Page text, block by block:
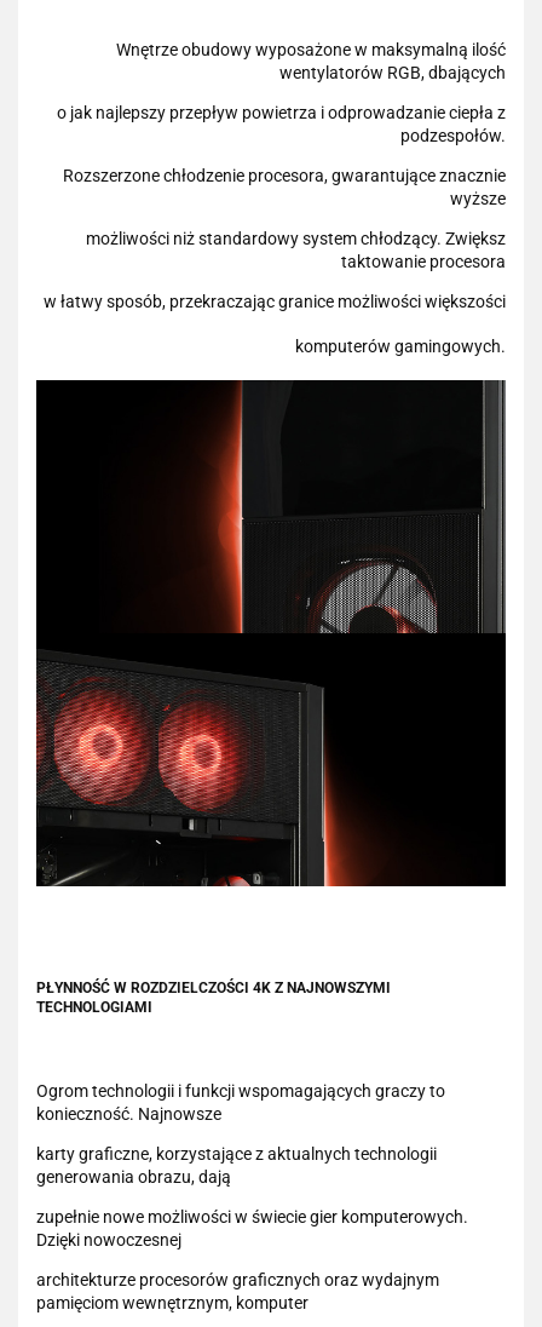
Wnętrze obudowy wyposażone w maksymalną ilość
wentylatorów RGB, dbających
o jak najlepszy przepływ powietrza i odprowadzanie ciepła z
podzespołów.
Rozszerzone chłodzenie procesora, gwarantujące znacznie
wyższe
możliwości niż standardowy system chłodzący. Zwiększ
taktowanie procesora
w łatwy sposób, przekraczając granice możliwości większości
komputerów gamingowych.
PŁYNNOŚĆ W ROZDZIELCZOŚCI 4K Z NAJNOWSZYMI
TECHNOLOGIAMI
Ogrom technologii i funkcji wspomagających graczy to
konieczność. Najnowsze
karty graficzne, korzystające z aktualnych technologii
generowania obrazu, dają
zupełnie nowe możliwości w świecie gier komputerowych.
Dzięki nowoczesnej
architekturze procesorów graficznych oraz wydajnym
pamięciom wewnętrznym, komputer